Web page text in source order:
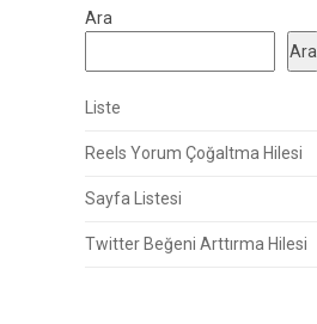
Ara
Ara
Liste
Reels Yorum Çoğaltma Hilesi
Sayfa Listesi
Twitter Beğeni Arttırma Hilesi